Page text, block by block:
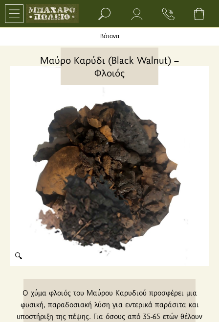
Search bar input field
Βότανα
Μαύρο Καρύδι (Black Walnut) –
Φλοιός
🔍
Ο χύμα φλοιός του Μαύρου Καρυδιού προσφέρει μια
φυσική, παραδοσιακή λύση για εντερικά παράσιτα και
υποστήριξη της πέψης. Για όσους από 35-65 ετών θέλουν